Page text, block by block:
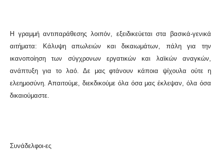
Η γραμμή αντιπαράθεσης λοιπόν, εξειδικεύεται στα βασικά-γενικά
αιτήματα: Κάλυψη απωλειών και δικαιωμάτων, πάλη για την
ικανοποίηση των σύγχρονων εργατικών και λαϊκών αναγκών,
ανάπτυξη για το λαό. Δε μας φτάνουν κάποια ψίχουλα ούτε η
ελεημοσύνη. Απαιτούμε, διεκδικούμε όλα όσα μας έκλεψαν, όλα όσα
δικαιούμαστε.
Συνάδελφοι-ες